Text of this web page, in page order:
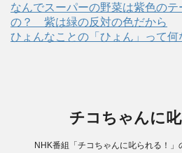
なんでスーパーの野菜は紫色の
の？ 紫は緑の反対の色だから
ひょんなことの「ひょん」って
チコちゃんに叱
NHK番組「チコちゃんに叱られる！」